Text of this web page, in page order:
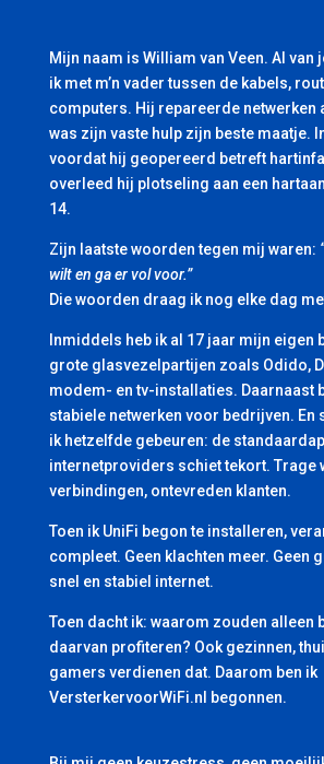
Mijn naam is William van Veen. Al van
ik met m’n vader tussen de kabels,
computers. Hij repareerde netwerken
was zijn vaste hulp zijn beste maatje.
voordat hij geopereerd betreft
overleed hij plotseling aan een
14.
Zijn laatste woorden tegen mij waren:
wilt en ga er vol voor.”
Die woorden draag ik nog elke dag
Inmiddels heb ik al 17 jaar mijn eigen
grote glasvezelpartijen zoals Odido,
modem- en tv-installaties. Daarnaast
stabiele netwerken voor bedrijven. En
ik hetzelfde gebeuren: de
internetproviders schiet tekort. Trage
verbindingen, ontevreden klanten.
Toen ik UniFi begon te installeren,
compleet. Geen klachten meer. Geen
snel en stabiel internet.
Toen dacht ik: waarom zouden alleen
daarvan profiteren? Ook gezinnen,
gamers verdienen dat. Daarom ben ik
VersterkervoorWiFi.nl begonnen.